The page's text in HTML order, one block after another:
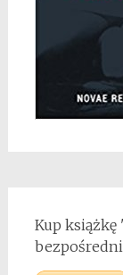
Kup książkę